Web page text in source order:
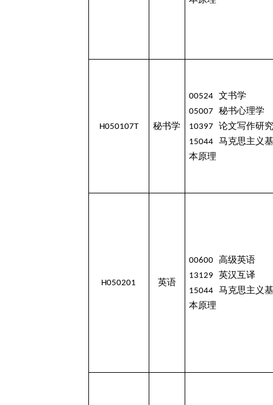
H050107T 秘书学
00524 文书学
05007 秘书心理学
10397 论文写作研究
15044 马克思主义基
本原理
H050201 英语
00600 高级英语
13129 英汉互译
15044 马克思主义基
本原理